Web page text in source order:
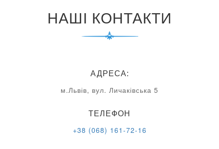
НАШІ КОНТАКТИ
АДРЕСА:
м.Львів, вул. Личаківська 5
ТЕЛЕФОН
+38 (068) 161-72-16